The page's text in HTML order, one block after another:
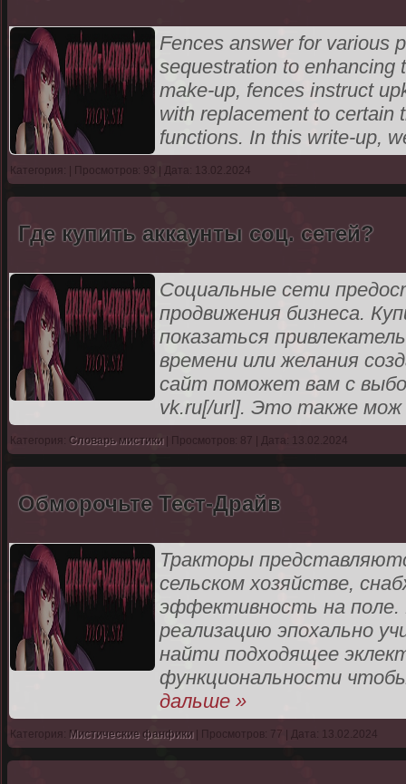
Fences answer for various
sequestration to enhancing
make-up, fences instruct
with replacement to certain
functions. In this write-up,
Категория: | Просмотров: 93 | Дата: 13.02.2024
Где купить аккаунты соц. сетей?
Социальные сети
продвижения бизнеса.
показаться
времени или желания
сайт поможет вам с
vk.ru[/url]. Это также мож
Категория: Словарь мистики| Просмотров: 87 | Дата: 13.02.2024
Обморочьте Тест-Драйв
Тракторы
сельском хозяйстве,
эффективность на поле.
реализацию эпохально
найти подходящее
функциональности
дальше »
Категория: Мистические фанфики| Просмотров: 77 | Дата: 13.02.2024